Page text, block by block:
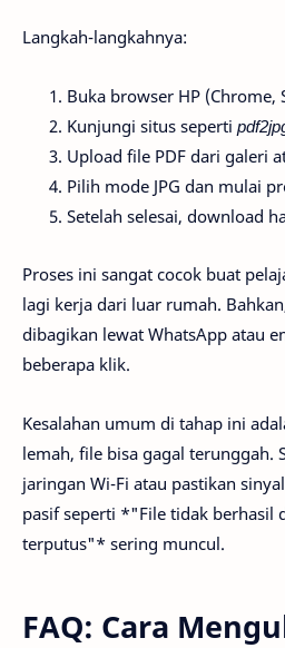
Langkah-langkahnya:
Buka browser HP (Chrome,
Kunjungi situs seperti
Upload file PDF dari galeri
Pilih mode JPG dan mulai
Setelah selesai, download
Proses ini sangat cocok buat
lagi kerja dari luar rumah.
dibagikan lewat WhatsApp atau
beberapa klik.
Kesalahan umum di tahap ini
lemah, file bisa gagal terunggah.
jaringan Wi-Fi atau pastikan
pasif seperti *"File tidak berhasil
terputus"* sering muncul.
FAQ: Cara